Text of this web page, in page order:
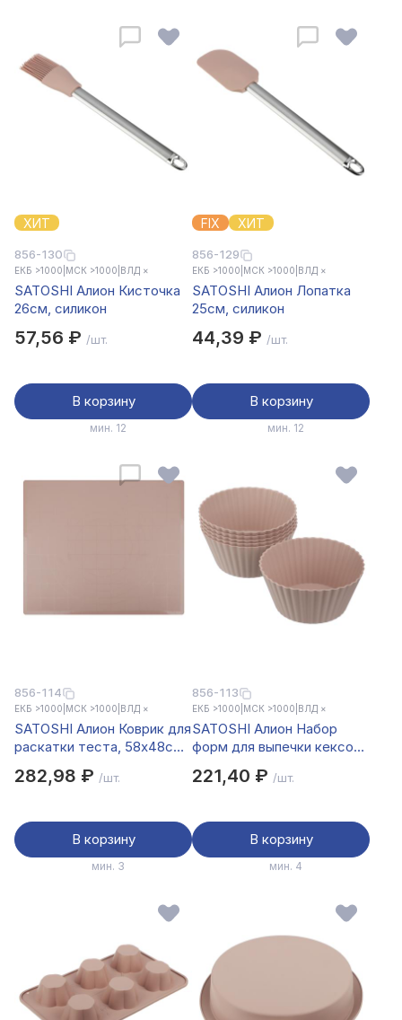
ХИТ
856-130
ЕКБ >1000 МСК >1000 ВЛД ×
SATOSHI Алион Кисточка
26см, силикон
57,56 ₽ /шт.
В корзину
мин. 12
FIX ХИТ
856-129
ЕКБ >1000 МСК >1000 ВЛД ×
SATOSHI Алион Лопатка
25см, силикон
44,39 ₽ /шт.
В корзину
мин. 12
856-114
ЕКБ >1000 МСК >1000 ВЛД ×
SATOSHI Алион Коврик для
раскатки теста, 58x48см,
282,98 ₽ /шт.
В корзину
мин. 3
856-113
ЕКБ >1000 МСК >1000 ВЛД ×
SATOSHI Алион Набор
форм для выпечки кексов
221,40 ₽ /шт.
В корзину
мин. 4